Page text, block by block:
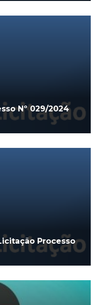
Nº 029/2024
Processo